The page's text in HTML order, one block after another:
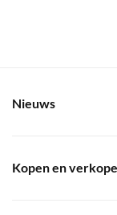
Nieuws
Kopen en